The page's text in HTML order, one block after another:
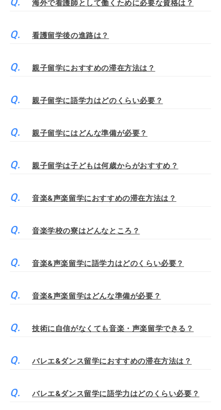
海外で看護師として働くために必要な資格は？
看護留学後の進路は？
親子留学におすすめの滞在方法は？
親子留学に語学力はどのくらい必要？
親子留学にはどんな準備が必要？
親子留学は子どもは何歳からがおすすめ？
音楽&声楽留学におすすめの滞在方法は？
音楽学校の寮はどんなところ？
音楽&声楽留学に語学力はどのくらい必要？
音楽&声楽留学はどんな準備が必要？
技術に自信がなくても音楽・声楽留学できる？
バレエ&ダンス留学におすすめの滞在方法は？
バレエ&ダンス留学に語学力はどのくらい必要？